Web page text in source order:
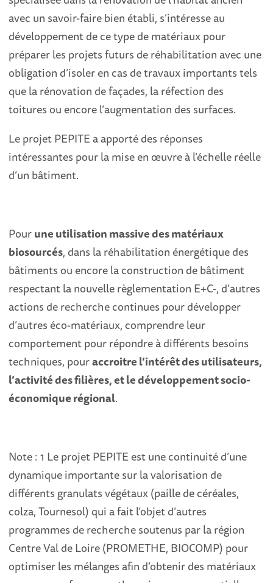
avec un savoir-faire bien établi, s’intéresse au
développement de ce type de matériaux pour
préparer les projets futurs de réhabilitation avec une
obligation d’isoler en cas de travaux importants tels
que la rénovation de façades, la réfection des
toitures ou encore l’augmentation des surfaces.
Le projet PEPITE a apporté des réponses
intéressantes pour la mise en œuvre à l’échelle réelle
d’un bâtiment.
Pourune utilisation massive des matériaux
biosourcés, dans la réhabilitation énergétique des
bâtiments ou encore la construction de bâtiment
respectant la nouvelle règlementation E+C-, d’autres
actions de recherche continues pour développer
d’autres éco-matériaux, comprendre leur
comportement pour répondre à différents besoins
techniques, pouraccroitre l’intérêt des utilisateurs,
l’activité des filières, et le développement socio-
économique régional.
Note : 1 Le projet PEPITE est une continuité d’une
dynamique importante sur la valorisation de
différents granulats végétaux (paille de céréales,
colza, Tournesol) qui a fait l’objet d’autres
programmes de recherche soutenus par la région
Centre Val de Loire (PROMETHE, BIOCOMP) pour
optimiser les mélanges afin d’obtenir des matériaux